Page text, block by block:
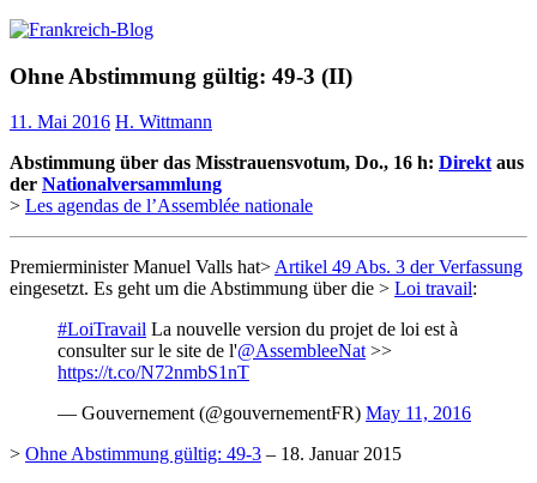
Ohne Abstimmung gültig: 49-3 (II)
11. Mai 2016 H. Wittmann
Abstimmung über das Misstrauensvotum, Do., 16 h: Direktaus
der Nationalversammlung
> Les agendas de l’Assemblée nationale
Premierminister Manuel Valls hat>Artikel 49 Abs. 3 der Verfassung
eingesetzt. Es geht um die Abstimmung über die > Loi travail:
#LoiTravail La nouvelle version du projet de loi est à
consulter sur le site de l'@AssembleeNat>>
https://t.co/N72nmbS1nT
— Gouvernement (@gouvernementFR) May 11, 2016
> Ohne Abstimmung gültig: 49-3 – 18. Januar 2015